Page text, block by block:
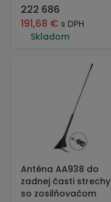
222 686
191,68 € s DPH
Skladom
Anténa AA938 do
zadnej časti strechy
so zosilňovačom